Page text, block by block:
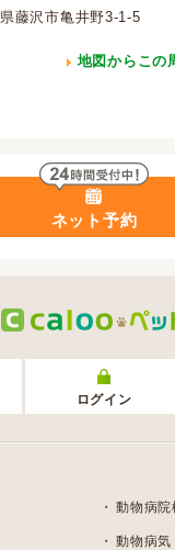
藤沢市亀井野3-1-5
地図からこの
ネット予約
ログイン
動物病院
動物病気